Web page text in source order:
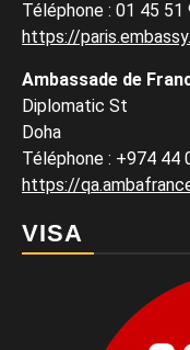
Téléphone : 01 45 51
https://
Ambassade de
Diplomatic St
Doha
Téléphone : +974 44
https://
VISA